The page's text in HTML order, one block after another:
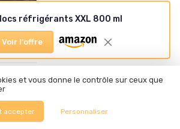
06/2025
vous
réfrigérants XXL 800 ml
Voir l'offre
et vous donne le contrôle sur ceux que
accepter Personnaliser